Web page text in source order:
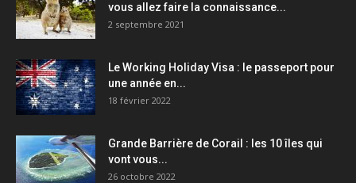
vous allez faire la connaissance...
2 septembre 2021
Le Working Holiday Visa : le passeport pour
une année en...
18 février 2022
Grande Barrière de Corail : les 10 îles qui
vont vous...
26 octobre 2022